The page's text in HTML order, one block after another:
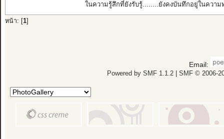
ในความรู้สึกที่ยังรับรู้........ยังคงบันทึกอยู่ในความ
หน้า: [ 1]
Email:
Powered by SMF 1.1.2| SMF © 2006-